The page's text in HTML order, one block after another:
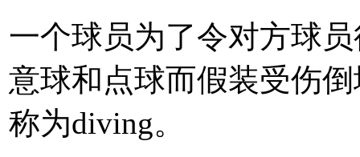
一个球员为了令对方球
意球和点球而假装受伤
称为diving。